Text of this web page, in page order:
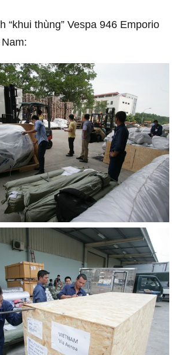
“khui thùng” Vespa 946 Emporio